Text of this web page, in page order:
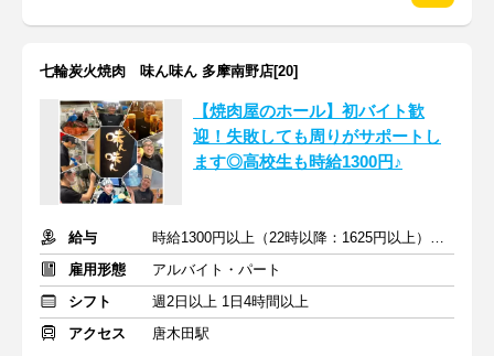
七輪炭火焼肉 味ん味ん 多摩南野店[20]
【焼肉屋のホール】初バイト歓
迎！失敗しても周りがサポートし
ます◎高校生も時給1300円♪
給与
時給1300円以上（22時以降：1625円以上）＋交通費支給
雇用形態
アルバイト・パート
シフト
週2日以上 1日4時間以上
アクセス
唐木田駅